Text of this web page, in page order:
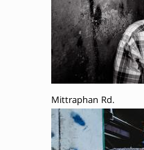
Mittraphan Rd.